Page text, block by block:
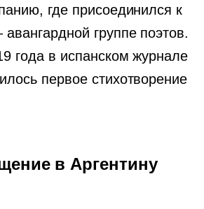
где присоединился к
группе поэтов.
года в испанском журнале
первое стихотворение
в Аргентину